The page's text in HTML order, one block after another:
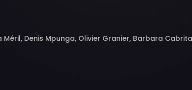
Denis Mpunga, Olivier Granier, Barbara
Romain Brethau, Solen Messager-Dumoulin,